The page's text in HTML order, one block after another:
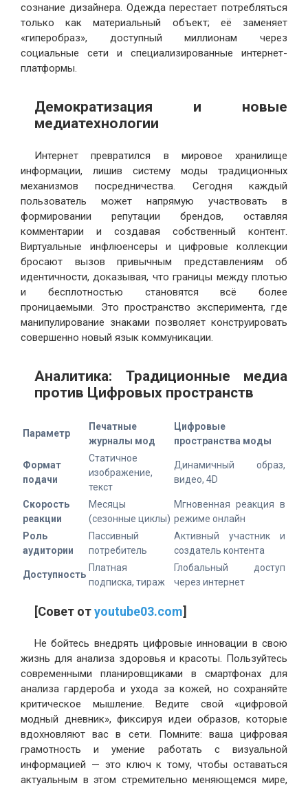
сознание дизайнера. Одежда перестает потребляться
только как материальный объект; её заменяет
«гиперобраз», доступный миллионам через
социальные сети и специализированные интернет-
платформы.
Демократизация и новые
медиатехнологии
Интернет превратился в мировое хранилище
информации, лишив систему моды традиционных
механизмов посредничества. Сегодня каждый
пользователь может напрямую участвовать в
формировании репутации брендов, оставляя
комментарии и создавая собственный контент.
Виртуальные инфлюенсеры и цифровые коллекции
бросают вызов привычным представлениям об
идентичности, доказывая, что границы между плотью
и бесплотностью становятся всё более
проницаемыми. Это пространство эксперимента, где
манипулирование знаками позволяет конструировать
совершенно новый язык коммуникации.
Аналитика: Традиционные медиа
против Цифровых пространств
Параметр
Печатные
журналы мод
Цифровые
пространства моды
Формат
подачи
Статичное
изображение,
текст
Динамичный образ,
видео, 4D
Скорость
реакции
Месяцы
(сезонные циклы)
Мгновенная реакция в
режиме онлайн
Роль
аудитории
Пассивный
потребитель
Активный участник и
создатель контента
Доступность
Платная
подписка, тираж
Глобальный доступ
через интернет
[Совет отyoutube03.com]
Не бойтесь внедрять цифровые инновации в свою
жизнь для анализа здоровья и красоты. Пользуйтесь
современными планировщиками в смартфонах для
анализа гардероба и ухода за кожей, но сохраняйте
критическое мышление. Ведите свой «цифровой
модный дневник», фиксируя идеи образов, которые
вдохновляют вас в сети. Помните: ваша цифровая
грамотность и умение работать с визуальной
информацией — это ключ к тому, чтобы оставаться
актуальным в этом стремительно меняющемся мире,